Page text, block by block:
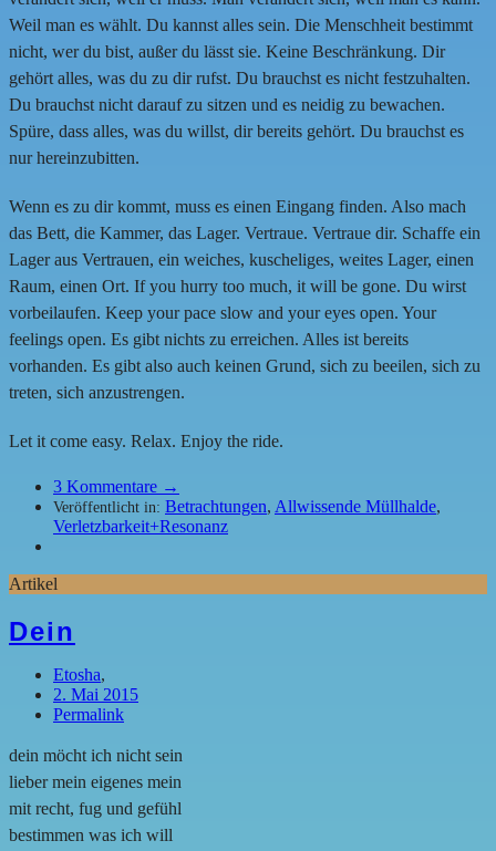
Weil man es wählt. Du kannst alles sein. Die Menschheit bestimmt
nicht, wer du bist, außer du lässt sie. Keine Beschränkung. Dir
gehört alles, was du zu dir rufst. Du brauchst es nicht festzuhalten.
Du brauchst nicht darauf zu sitzen und es neidig zu bewachen.
Spüre, dass alles, was du willst, dir bereits gehört. Du brauchst es
nur hereinzubitten.
Wenn es zu dir kommt, muss es einen Eingang finden. Also mach
das Bett, die Kammer, das Lager. Vertraue. Vertraue dir. Schaffe ein
Lager aus Vertrauen, ein weiches, kuscheliges, weites Lager, einen
Raum, einen Ort. If you hurry too much, it will be gone. Du wirst
vorbeilaufen. Keep your pace slow and your eyes open. Your
feelings open. Es gibt nichts zu erreichen. Alles ist bereits
vorhanden. Es gibt also auch keinen Grund, sich zu beeilen, sich zu
treten, sich anzustrengen.
Let it come easy. Relax. Enjoy the ride.
3 Kommentare →
Veröffentlicht in: Betrachtungen, Allwissende Müllhalde,
Verletzbarkeit+Resonanz
Artikel
Dein
Etosha,
2. Mai 2015
Permalink
dein möcht ich nicht sein
lieber mein eigenes mein
mit recht, fug und gefühl
bestimmen was ich will